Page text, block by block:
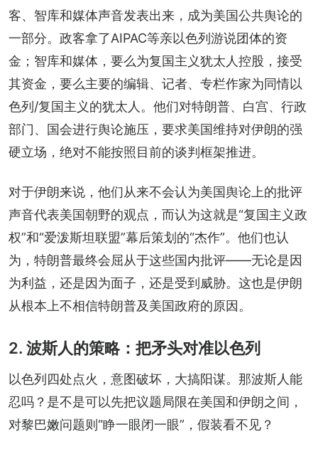
客、智库和媒体声音发表出来，成为美国公共舆论的
一部分。政客拿了AIPAC等亲以色列游说团体的资
金；智库和媒体，要么为复国主义犹太人控股，接受
其资金，要么主要的编辑、记者、专栏作家为同情以
色列/复国主义的犹太人。他们对特朗普、白宫、行政
部门、国会进行舆论施压，要求美国维持对伊朗的强
硬立场，绝对不能按照目前的谈判框架推进。
对于伊朗来说，他们从来不会认为美国舆论上的批评
声音代表美国朝野的观点，而认为这就是“复国主义政
权”和“爱泼斯坦联盟”幕后策划的“杰作”。他们也认
为，特朗普最终会屈从于这些国内批评——无论是因
为利益，还是因为面子，还是受到威胁。这也是伊朗
从根本上不相信特朗普及美国政府的原因。
2. 波斯人的策略：把矛头对准以色列
以色列四处点火，意图破坏，大搞阳谋。那波斯人能
忍吗？是不是可以先把议题局限在美国和伊朗之间，
对黎巴嫩问题则“睁一眼闭一眼”，假装看不见？